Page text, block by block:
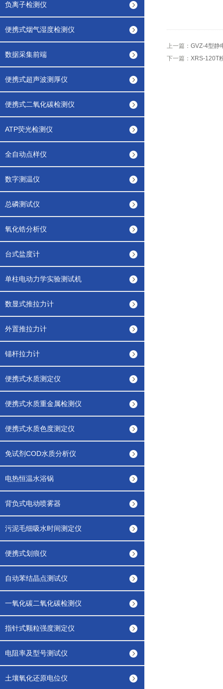
负离子检测仪
便携式烟气湿度检测仪
数据采集前端
便携式超声波测厚仪
便携式二氧化碳检测仪
ATP荧光检测仪
全自动点样仪
数字测温仪
总磷测试仪
氧化锆分析仪
台式盐度计
单柱电动力学实验测试机
数显式推拉力计
外置推拉力计
锚杆拉力计
便携式水质测定仪
便携式水质重金属检测仪
便携式水质色度测定仪
免试剂COD水质分析仪
电热恒温水浴锅
背负式电动喷雾器
污泥毛细吸水时间测定仪
便携式划痕仪
自动苯结晶点测试仪
一氧化碳二氧化碳检测仪
指针式颗粒强度测定仪
电阻率及型号测试仪
土壤氧化还原电位仪
上一篇： GVZ-4型静
下一篇： XRS-120T